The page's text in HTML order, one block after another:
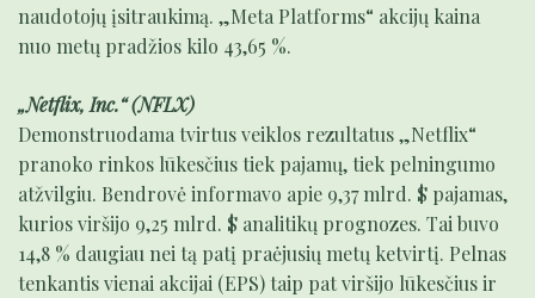
naudotojų įsitraukimą. „Meta Platforms“ akcijų kaina
nuo metų pradžios kilo 43,65 %.
„Netflix, Inc.“ (NFLX)
Demonstruodama tvirtus veiklos rezultatus „Netflix“
pranoko rinkos lūkesčius tiek pajamų, tiek pelningumo
atžvilgiu. Bendrovė informavo apie 9,37 mlrd. $ pajamas,
kurios viršijo 9,25 mlrd. $ analitikų prognozes. Tai buvo
14,8 % daugiau nei tą patį praėjusių metų ketvirtį. Pelnas
tenkantis vienai akcijai (EPS) taip pat viršijo lūkesčius ir